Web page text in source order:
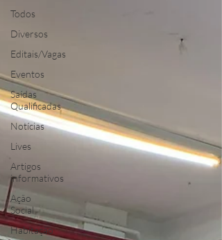
Todos
Diversos
Editais/Vagas
Eventos
Saídas
Qualificadas
Notícias
Lives
Artigos
informativos
Ação
Social
Habitação